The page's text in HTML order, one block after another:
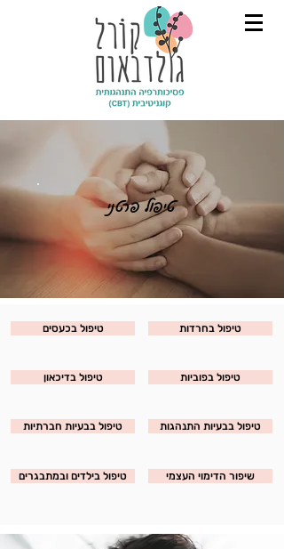
טיפול פרטני
טיפול בכעסים טיפול בחרדות
טיפול בדיכאון טיפול בפוביות
טיפול בבעיות חברתיות טיפול בבעיות התנהגות
טיפול בילדים ובמתבגרים שיפור הדימוי העצמי